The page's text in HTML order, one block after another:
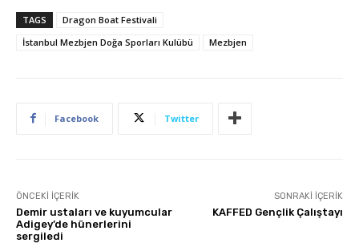
TAGS
Dragon Boat Festivali
İstanbul Mezbjen Doğa Sporları Kulübü
Mezbjen
Facebook Twitter
ÖNCEKI İÇERIK
Demir ustaları ve kuyumcular
Adigey’de hünerlerini
sergiledi
SONRAKI İÇERIK
KAFFED Gençlik Çalıştayı